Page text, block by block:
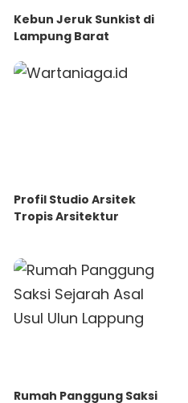
Kebun Jeruk Sunkist di
Lampung Barat
Profil Studio Arsitek
Tropis Arsitektur
Rumah Panggung Saksi